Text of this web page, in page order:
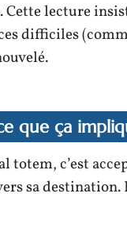
. Cette lecture
difficiles
que ça
totem, c’est
sa